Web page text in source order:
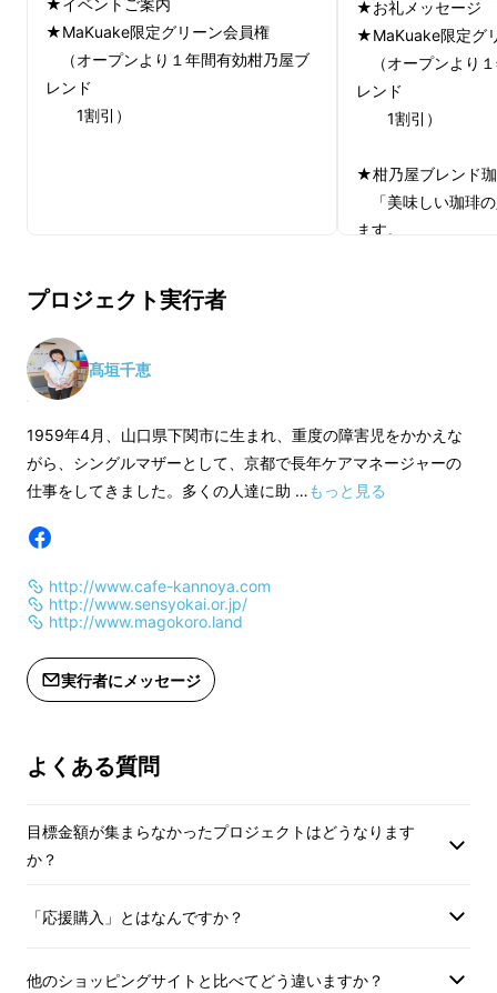
させます。
「出会い」をコンセプトに、自然、歴史、
度遊びに来て下さい。
1.古民家「柑乃屋」のある有田川町とは
★MaKuake限定グリーン会員権
（オープンより１年間有効柑乃屋ブ
レンド
1割引）
★お礼メッセージ
★MaKuake限定グ
（オープンより
レンド
1割引）
★柑乃屋ブレンド
「美味しい珈琲
ます。
を見た後、味を
プロジェクト実行者
髙垣千恵
1959年4月、山口県下関市に生まれ、重度の障害児をかかえな
がら、シングルマザーとして、京都で長年ケアマネージャーの
仕事をしてきました。多くの人達に助 …もっと見る
http://www.cafe-kannoya.com
http://www.sensyokai.or.jp/
http://www.magokoro.land
実行者にメッセージ
よくある質問
目標金額が集まらなかったプロジェクトはどうなります
か？
「応援購入」とはなんですか？
他のショッピングサイトと比べてどう違いますか？